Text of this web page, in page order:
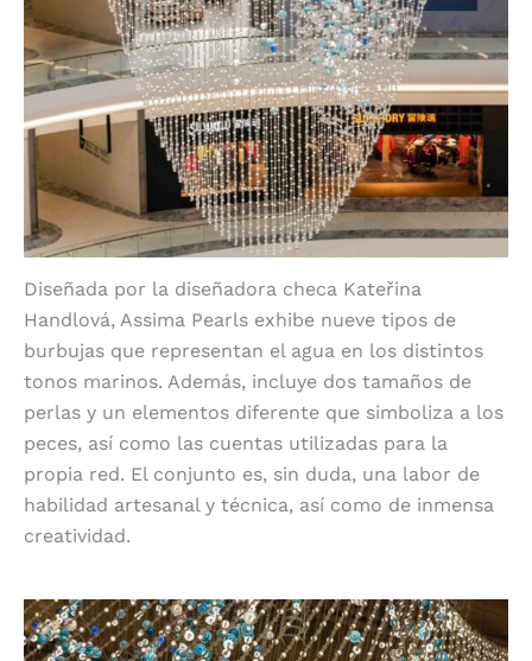
Diseñada por la diseñadora checa Kateřina
Handlová, Assima Pearls exhibe nueve tipos de
burbujas que representan el agua en los distintos
tonos marinos. Además, incluye dos tamaños de
perlas y un elementos diferente que simboliza a los
peces, así como las cuentas utilizadas para la
propia red. El conjunto es, sin duda, una labor de
habilidad artesanal y técnica, así como de inmensa
creatividad.